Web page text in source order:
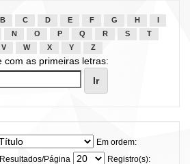
B C D E F G H
N O P Q R S
T
V W X Y Z
com as primeiras letras:
Em ordem:
Resultados/Página
Registro(s):